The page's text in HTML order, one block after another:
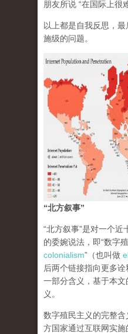
朋友所说 “在国际上很
以上都是自我反思，
施级的问题。
“北方叙事”
“北方叙事”是对一个
的委婉说法，即“数字
colonialism”（也叫做
后两个链接指向更多
一部分含义，基于本
义。
数字殖民主义的完整
方国家通过互联网实